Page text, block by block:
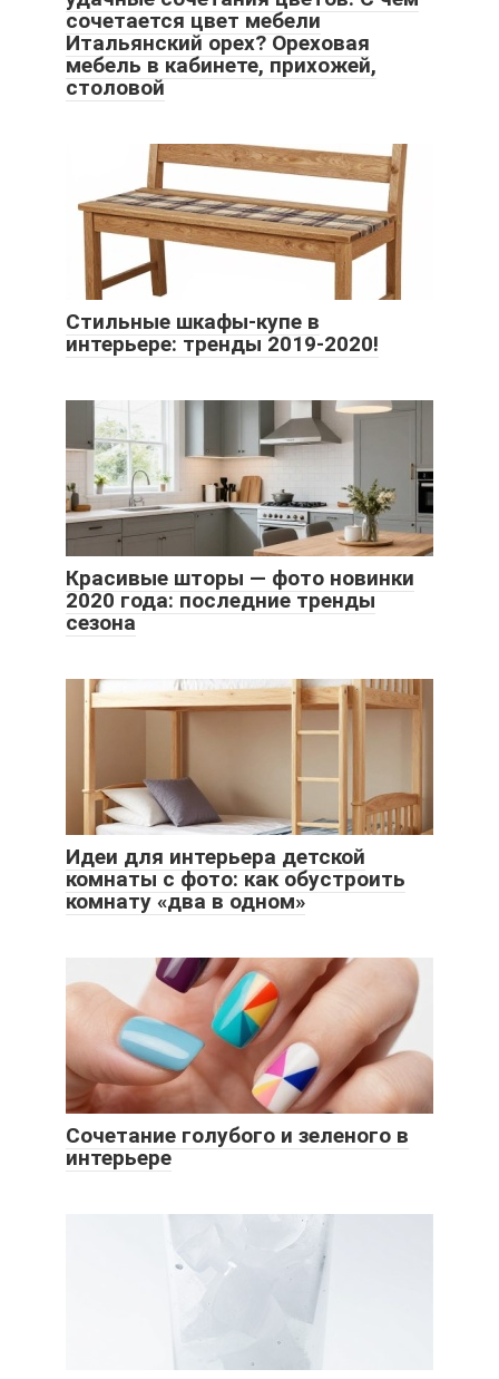
сочетается цвет мебели
Итальянский орех? Ореховая
мебель в кабинете, прихожей,
столовой
Стильные шкафы-купе в
интерьере: тренды 2019-2020!
Красивые шторы — фото новинки
2020 года: последние тренды
сезона
Идеи для интерьера детской
комнаты с фото: как обустроить
комнату «два в одном»
Сочетание голубого и зеленого в
интерьере